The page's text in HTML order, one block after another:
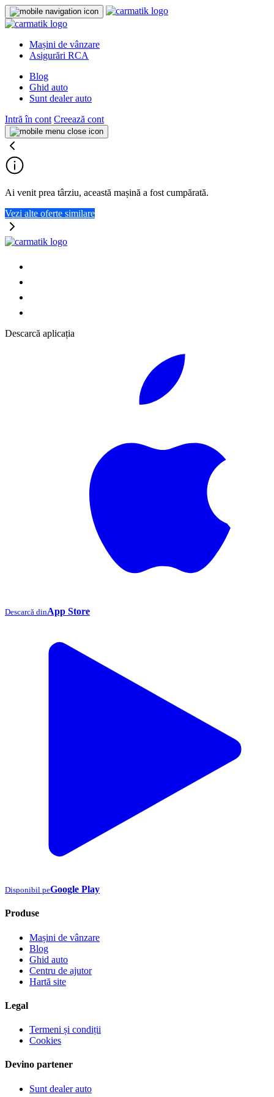
Mașini de vânzare
Asigurări RCA
Blog
Ghid auto
Sunt dealer auto
Intră în cont Creează cont
Ai venit prea târziu, această mașină a fost cumpărată.
Vezi alte oferte similare
Descarcă aplicația
Descarcă dinApp Store
Disponibil peGoogle Play
Produse
Mașini de vânzare
Blog
Ghid auto
Centru de ajutor
Hartă site
Legal
Termeni și condiții
Cookies
Devino partener
Sunt dealer auto